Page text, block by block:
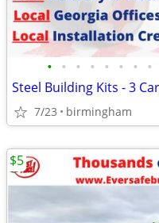
• • • • • • • •
Steel Building Kits - 3
7/23 birmingham
$5